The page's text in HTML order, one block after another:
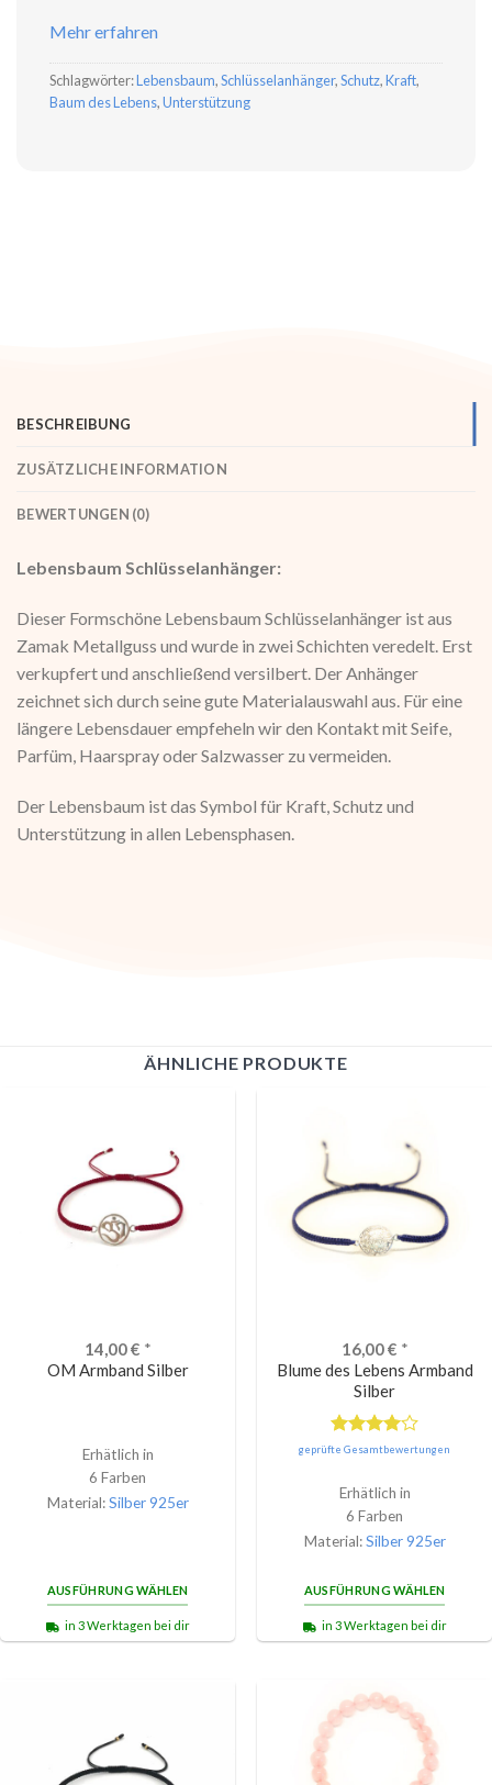
Mehr erfahren
Schlagwörter:Lebensbaum,Schlüsselanhänger,Schutz,Kraft,
Baum des Lebens,Unterstützung
BESCHREIBUNG
ZUSÄTZLICHE INFORMATION
BEWERTUNGEN (0)
Lebensbaum Schlüsselanhänger:
Dieser Formschöne Lebensbaum Schlüsselanhänger ist aus
Zamak Metallguss und wurde in zwei Schichten veredelt. Erst
verkupfert und anschließend versilbert. Der Anhänger
zeichnet sich durch seine gute Materialauswahl aus. Für eine
längere Lebensdauer empfeheln wir den Kontakt mit Seife,
Parfüm, Haarspray oder Salzwasser zu vermeiden.
Der Lebensbaum ist das Symbol für Kraft, Schutz und
Unterstützung in allen Lebensphasen.
ÄHNLICHE PRODUKTE
14,00€ *
OM Armband Silber
Erhätlich in
6 Farben
Material:Silber 925er
AUSFÜHRUNG WÄHLEN
in 3 Werktagen bei dir
16,00€ *
Blume des Lebens Armband
Silber
Bewertet
von 5
geprüfte Gesamtbewertungen
Erhätlich in
6 Farben
Material:Silber 925er
AUSFÜHRUNG WÄHLEN
in 3 Werktagen bei dir